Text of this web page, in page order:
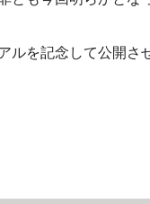
ルを記念して公開さ